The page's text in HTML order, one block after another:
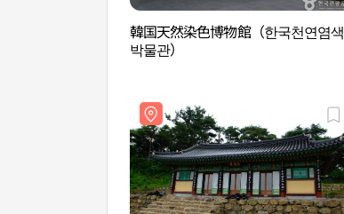
韓国天然染色博物館（한국천연염색
박물관）